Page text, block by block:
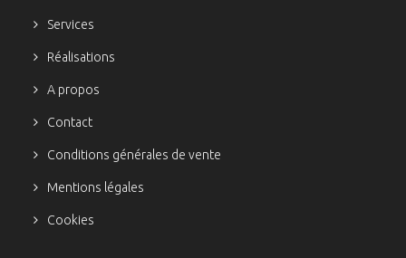
Services
Réalisations
A propos
Contact
Conditions générales de vente
Mentions légales
Cookies